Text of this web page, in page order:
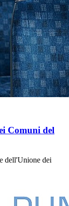
Comuni del
dell'Unione dei